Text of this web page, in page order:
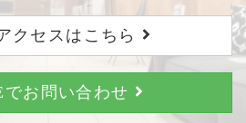
クセスはこちら
お問い合わせ